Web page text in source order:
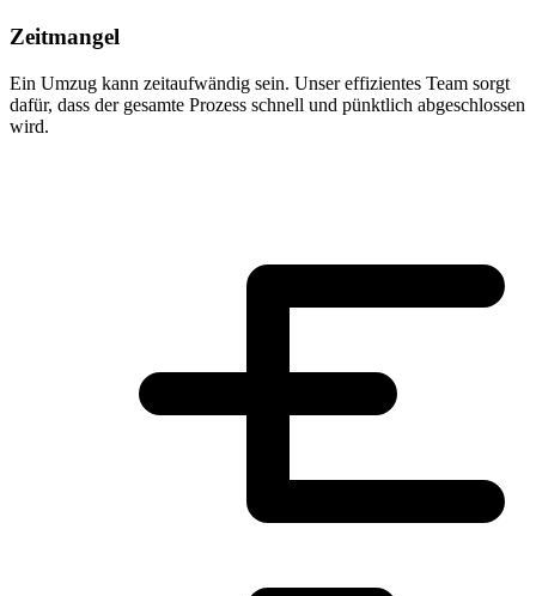
Zeitmangel
Ein Umzug kann zeitaufwändig sein. Unser effizientes Team sorgt
dafür, dass der gesamte Prozess schnell und pünktlich abgeschlossen
wird.